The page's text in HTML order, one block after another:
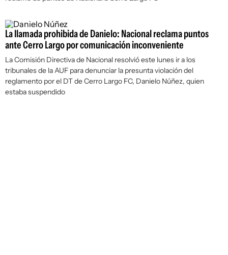
La llamada prohibida de Danielo: Nacional reclama puntos
ante Cerro Largo por comunicación inconveniente
La Comisión Directiva de Nacional resolvió este lunes ir a los
tribunales de la AUF para denunciar la presunta violación del
reglamento por el DT de Cerro Largo FC, Danielo Núñez, quien
estaba suspendido